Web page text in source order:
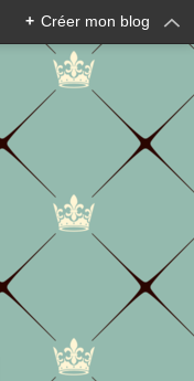
+ Créer mon blog